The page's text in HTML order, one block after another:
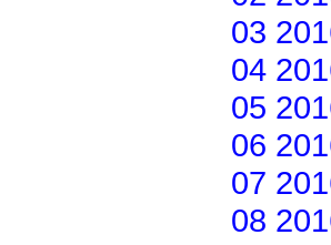
03
04
05
06
07
08